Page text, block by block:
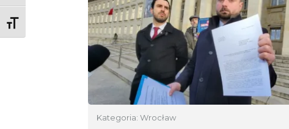
Toggle Font size
Kategoria: Wrocław